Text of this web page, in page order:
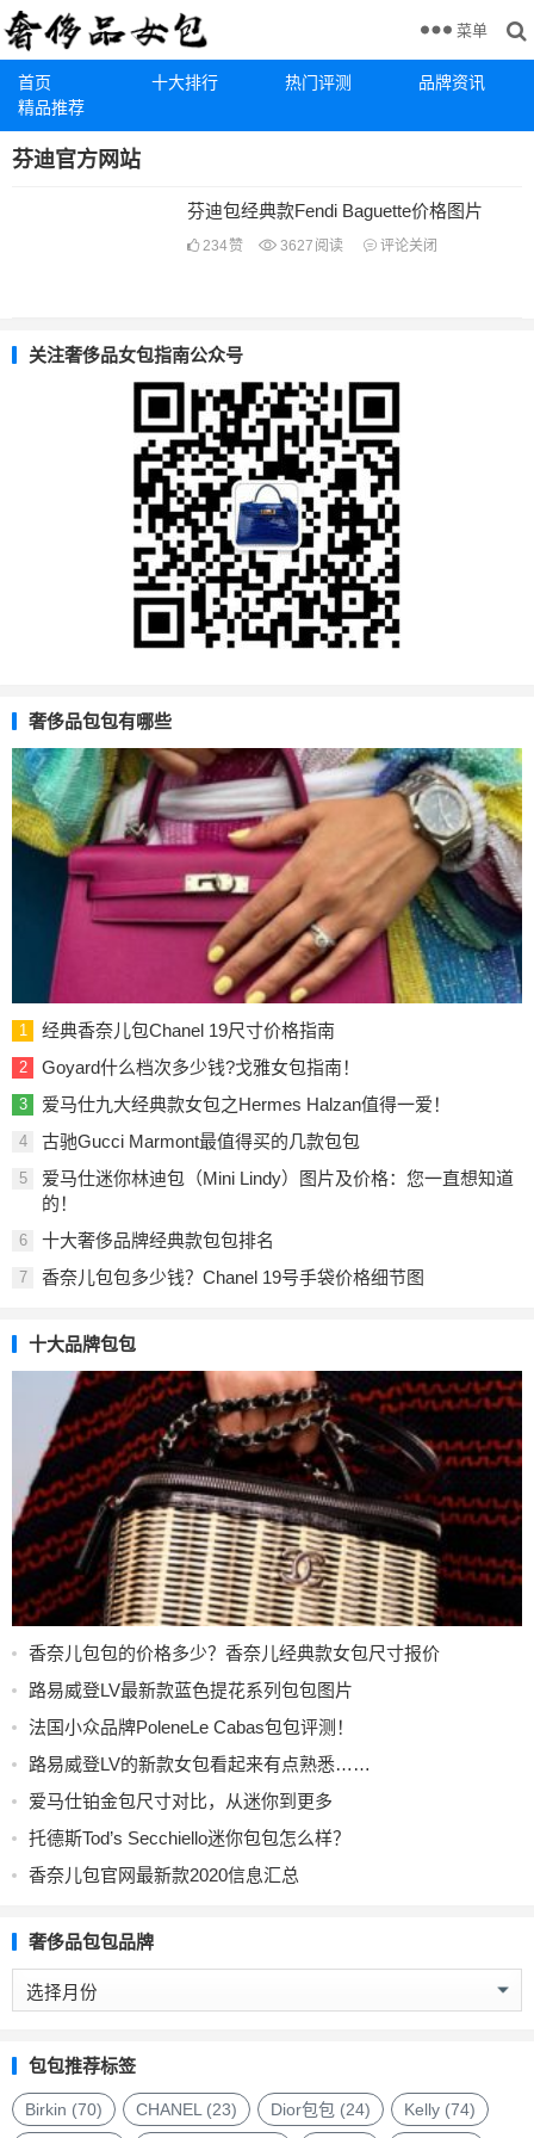
首页 十大排行 热门评测
品牌资讯
精品推荐
菜单
芬迪官方网站
芬迪包经典款Fendi Baguette价格图片
234赞 3627 阅读 评论关闭
关注奢侈品女包指南公众号
奢侈品包包有哪些
1 经典香奈儿包Chanel 19尺寸价格指南
2 Goyard什么档次多少钱?戈雅女包指南！
3 爱马仕九大经典款女包之Hermes Halzan值得一爱！
4 古驰Gucci Marmont最值得买的几款包包
5
爱马仕迷你林迪包（Mini Lindy）图片及价格：您一直想知道
的！
6 十大奢侈品牌经典款包包排名
7 香奈儿包包多少钱？Chanel 19号手袋价格细节图
十大品牌包包
香奈儿包包的价格多少？香奈儿经典款女包尺寸报价
路易威登LV最新款蓝色提花系列包包图片
法国小众品牌PoleneLe Cabas包包评测！
路易威登LV的新款女包看起来有点熟悉……
爱马仕铂金包尺寸对比，从迷你到更多
托德斯Tod’s Secchiello迷你包包怎么样？
香奈儿包官网最新款2020信息汇总
奢侈品包包品牌
奢
侈
包
包
品
牌
包包推荐标签
Birkin (70) CHANEL(23) Dior包包 (24) Kelly (74)